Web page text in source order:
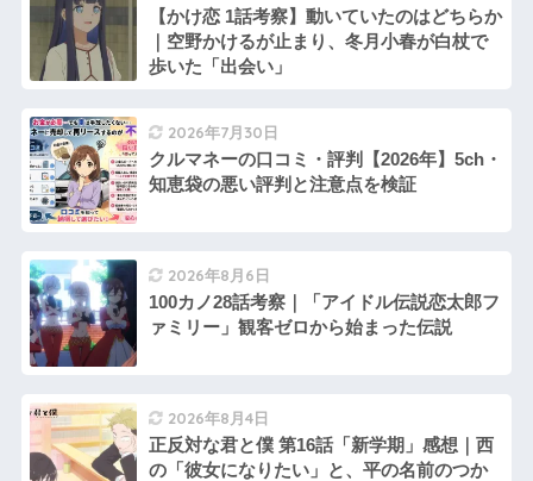
【かけ恋 1話考察】動いていたのはどちらか
｜空野かけるが止まり、冬月小春が白杖で
歩いた「出会い」
2026年7月30日
クルマネーの口コミ・評判【2026年】5ch・
知恵袋の悪い評判と注意点を検証
2026年8月6日
100カノ28話考察｜「アイドル伝説恋太郎フ
ァミリー」観客ゼロから始まった伝説
2026年8月4日
正反対な君と僕 第16話「新学期」感想｜西
の「彼女になりたい」と、平の名前のつか